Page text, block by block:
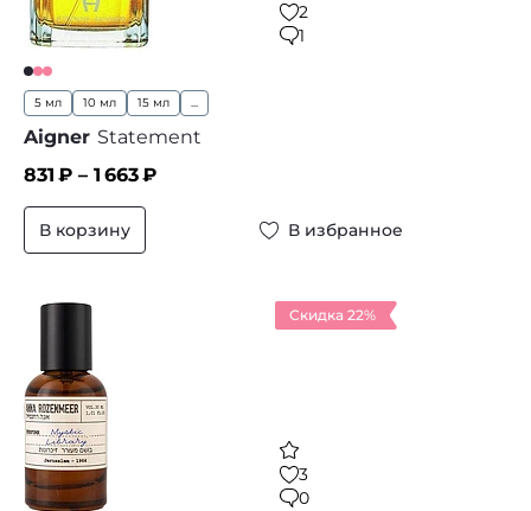
2
1
5 мл 10 мл 15 мл ...
Aigner Statement
831 ₽ – 1 663₽
В корзину В избранное
Скидка 22%
3
0